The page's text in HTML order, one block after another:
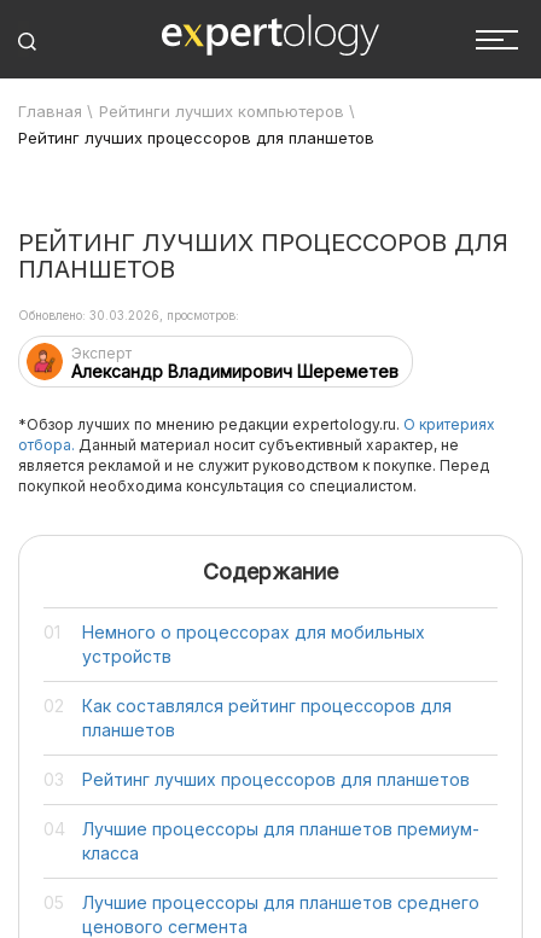
Главная \ Рейтинги лучших компьютеров \
Рейтинг лучших процессоров для планшетов
РЕЙТИНГ ЛУЧШИХ ПРОЦЕССОРОВ ДЛЯ
ПЛАНШЕТОВ
Эксперт
Александр Владимирович Шереметев
Обновлено: 30.03.2026, просмотров:
*Обзор лучших по мнению редакции expertology.ru. О критериях
отбора. Данный материал носит субъективный характер, не
является рекламой и не служит руководством к покупке. Перед
покупкой необходима консультация со специалистом.
Содержание
Немного о процессорах для мобильных
устройств
Как составлялся рейтинг процессоров для
планшетов
Рейтинг лучших процессоров для планшетов
Лучшие процессоры для планшетов премиум-
класса
Лучшие процессоры для планшетов среднего
ценового сегмента